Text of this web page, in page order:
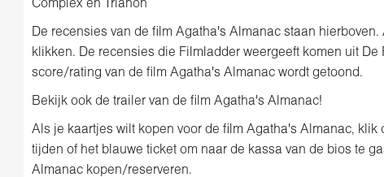
Complex en Trianon
De recensies van de film Agatha's Almanac staan
klikken. De recensies die Filmladder weergeeft komen uit De
score/rating van de film Agatha's Almanac wordt getoond.
Bekijk ook de trailer van de film Agatha's Almanac!
Als je kaartjes wilt kopen voor de film Agatha's Almanac,
tijden of het blauwe ticket om naar de kassa van de bios te
Almanac kopen/reserveren.